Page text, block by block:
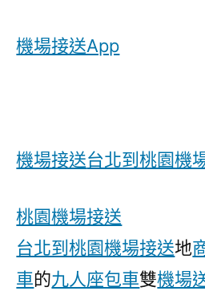
機場接送App
機場接送台北到桃園機
桃園機場接送
台北到桃園機場接送地
車的九人座包車雙機場